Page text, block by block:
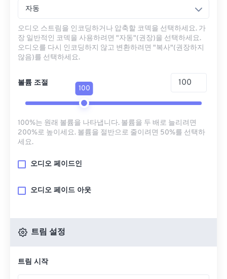
자동
오디오 스트림을 인코딩하거나 압축할 코덱을 선택하세요. 가
장 일반적인 코덱을 사용하려면 "자동"(권장)을 선택하세요.
오디오를 다시 인코딩하지 않고 변환하려면 "복사"(권장하지
않음)를 선택하세요.
볼륨 조절
100
100%는 원래 볼륨을 나타냅니다. 볼륨을 두 배로 늘리려면
200%로 높이세요. 볼륨을 절반으로 줄이려면 50%를 선택하
세요.
오디오 페이드인
오디오 페이드 아웃
트림 설정
트림 시작